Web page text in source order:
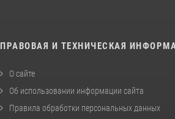
ПРАВОВАЯ И ТЕХНИЧЕСКАЯ
О сайте
Об использовании информации сайта
Правила обработки персональных данных